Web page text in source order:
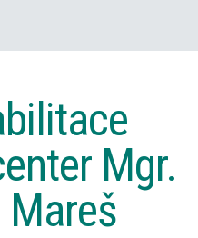
Mgr.
Mareš